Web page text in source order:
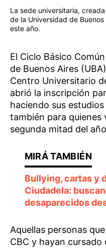
La sede universitaria,
de la Universidad de
este año.
El Ciclo Básico
de Buenos Aires
Centro Universitario
abrió la inscripción
haciendo sus
también para quienes
segunda mitad del
Bullying, cartas y
Ciudadela:
desaparecidos
Aquellas personas
CBC y hayan